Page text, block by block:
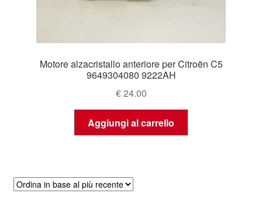
Motore alzacristallo anteriore per Citroën C5
9649304080 9222AH
€24.00
Aggiungi al carrello